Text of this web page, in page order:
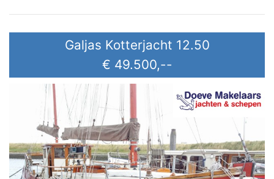
Galjas Kotterjacht 12.50
€ 49.500,--